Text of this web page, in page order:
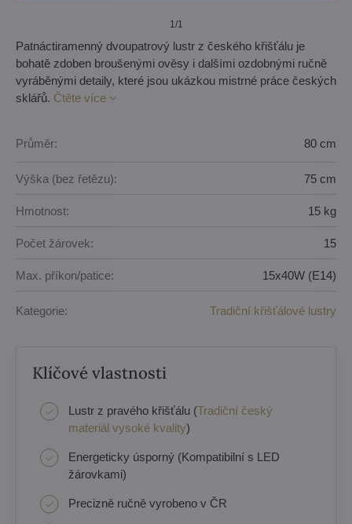
1/1
Patnáctiramenný dvoupatrový lustr z českého křišťálu je
bohatě zdoben broušenými ověsy i dalšími ozdobnými ručně
vyráběnými detaily, které jsou ukázkou mistrné práce českých
sklářů. Čtěte více
Průměr: 80 cm
Výška (bez řetězu): 75 cm
Hmotnost: 15 kg
Počet žárovek: 15
Max. příkon/patice: 15x40W (E14)
Kategorie: Tradiční křišťálové lustry
Klíčové vlastnosti
Lustr z pravého křišťálu (Tradiční český
materiál vysoké kvality)
Energeticky úsporný (Kompatibilní s LED
žárovkami)
Precizně ručně vyrobeno v ČR